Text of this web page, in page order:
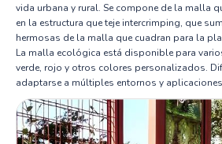
vida urbana y rural. Se compone de la malla
en la estructura que teje intercrimping, que
hermosas de la malla que cuadran para la
La malla ecológica está disponible para
verde, rojo y otros colores personalizados.
adaptarse a múltiples entornos y